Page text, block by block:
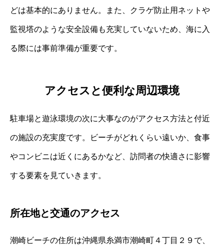
どは基本的にありません。また、クラゲ防止用ネットや
監視塔のような安全設備も充実していないため、海に入
る際には事前準備が重要です。
アクセスと便利な周辺環境
駐車場と遊泳環境の次に大事なのがアクセス方法と付近
の施設の充実度です。ビーチがどれくらい遠いか、食事
やコンビニは近くにあるかなど、訪問者の快適さに影響
する要素を見ていきます。
所在地と交通のアクセス
潮崎ビーチの住所は沖縄県糸満市潮崎町４丁目２９で、